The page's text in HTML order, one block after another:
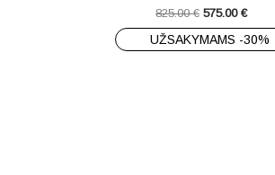
825.00€ 575.00 €
UŽSAKYMAMS -30%